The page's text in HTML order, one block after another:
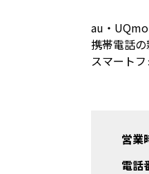
au・
携帯電話
スマート
営業
電話